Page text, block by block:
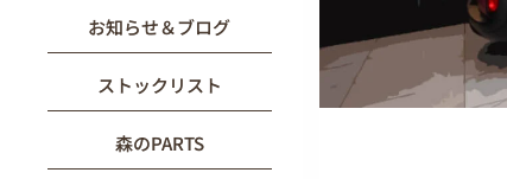
お知らせ＆ブログ
ストックリスト
森のPARTS